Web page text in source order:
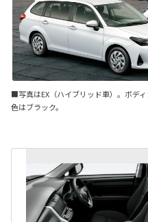
■写真はEX（ハイブリッド車）。ボデ
色はブラック。